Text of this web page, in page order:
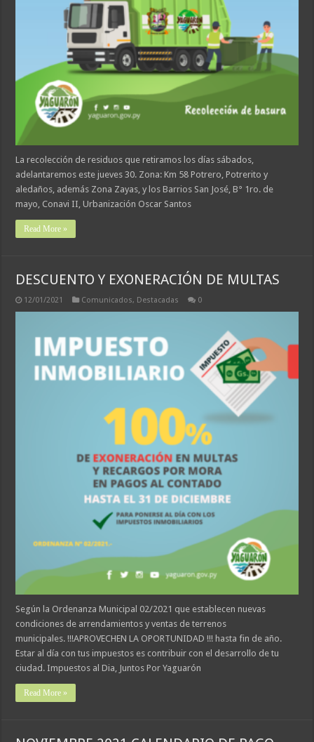
La recolección de residuos que retiramos los días sábados,
adelantaremos este jueves 30. Zona: Km 58 Potrero, Potrerito y
aledaños, además Zona Zayas, y los Barrios San José, B° 1ro. de
mayo, Conavi II, Urbanización Oscar Santos
Read More »
DESCUENTO Y EXONERACIÓN DE MULTAS
12/01/2021 Comunicados, Destacadas 0
Según la Ordenanza Municipal 02/2021 que establecen nuevas
condiciones de arrendamientos y ventas de terrenos
municipales. !!!APROVECHEN LA OPORTUNIDAD !!! hasta fin de año.
Estar al día con tus impuestos es contribuir con el desarrollo de tu
ciudad. Impuestos al Dia, Juntos Por Yaguarón
Read More »